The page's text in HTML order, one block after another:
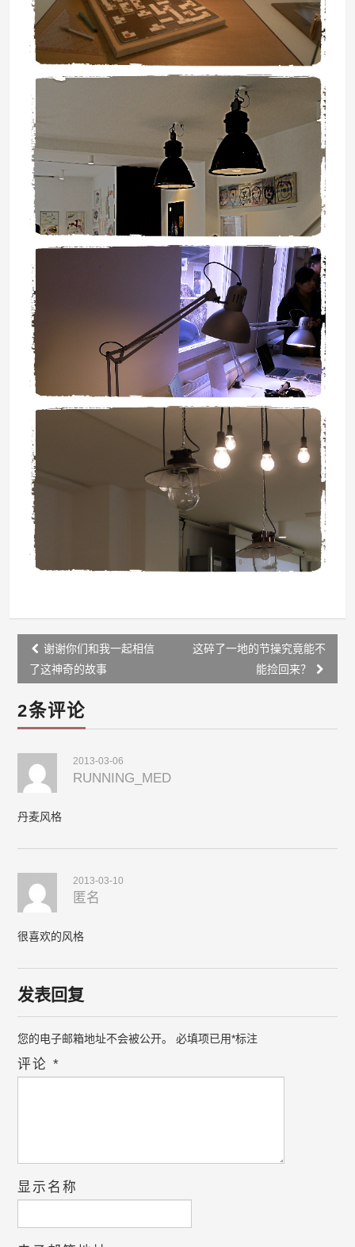
Post
navigation
谢谢你们和我一起相信
了这神奇的故事
这碎了一地的节操究竟能不
能捡回来？
2条评论
2013-03-06
RUNNING_MED
丹麦风格
2013-03-10
匿名
很喜欢的风格
发表回复
您的电子邮箱地址不会被公开。 必填项已用*标注
评论*
显示名称